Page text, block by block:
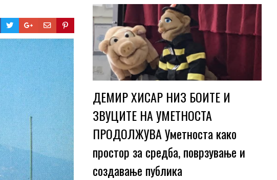
ДЕМИР ХИСАР НИЗ БОИТЕ И
ЗВУЦИТЕ НА УМЕТНОСТА
ПРОДОЛЖУВА Уметноста како
простор за средба, поврзување и
создавање публика